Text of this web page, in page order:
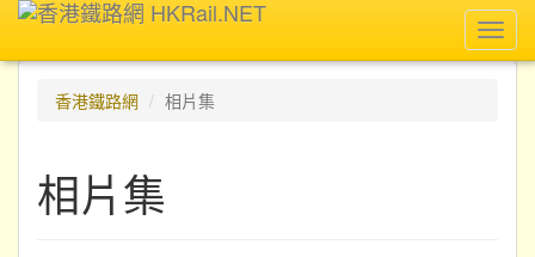
香港鐵路網
相片集
相片集